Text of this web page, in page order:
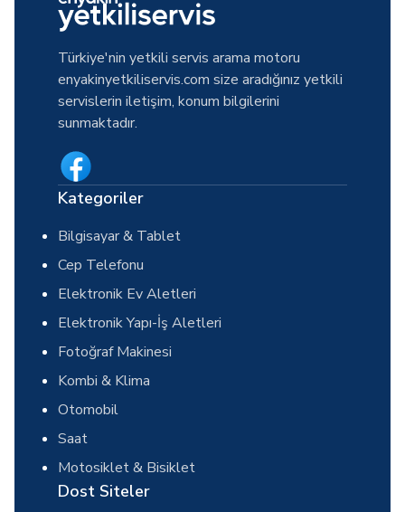
Türkiye'nin yetkili servis arama motoru
enyakinyetkiliservis.com size aradığınız yetkili
servislerin iletişim, konum bilgilerini
sunmaktadır.
Kategoriler
Bilgisayar & Tablet
Cep Telefonu
Elektronik Ev Aletleri
Elektronik Yapı-İş Aletleri
Fotoğraf Makinesi
Kombi & Klima
Otomobil
Saat
Motosiklet & Bisiklet
Dost Siteler